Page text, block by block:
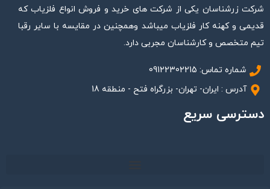
شرکت زرشناسان یکی از شرکت های خرید و فروش انواع فلزیاب که
قدیمی و کهنه کار فلزیاب میباشد وهمچنین در مقایسه با سایر رقبا
تیم متخصص و کارشناسان مجربی دارد.
شماره تماس: 09122302215
آدرس : ایران- تهران- بزرگراه فتح - منطقه 18
دسترسی سریع